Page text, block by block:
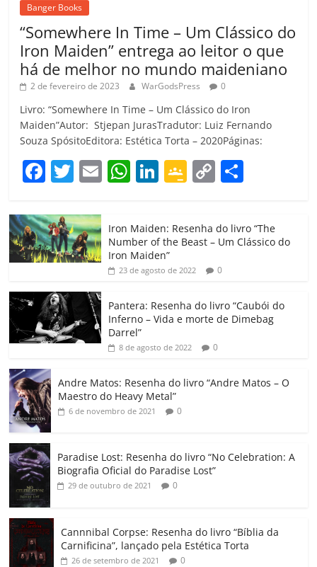
Banger Books
“Somewhere In Time – Um Clássico do
Iron Maiden” entrega ao leitor o que
há de melhor no mundo maideniano
2 de fevereiro de 2023 WarGodsPress 0
Livro: “Somewhere In Time – Um Clássico do Iron
Maiden”Autor: Stjepan JurasTradutor: Luiz Fernando
Souza SpósitoEditora: Estética Torta – 2020Páginas:
F
c
e
b
o
o
k
T
itt
er
E W
at
s
A
p
Li
e
dI
G
gl
e
Cl
a
ss
ro
o
C
p
y
Li
k
m
p
h
ar
Iron Maiden: Resenha do livro “The
Number of the Beast – Um Clássico do
Iron Maiden”
23 de agosto de 2022 0
Pantera: Resenha do livro “Caubói do
Inferno – Vida e morte de Dimebag
Darrel”
8 de agosto de 2022 0
Andre Matos: Resenha do livro “Andre Matos – O
Maestro do Heavy Metal”
6 de novembro de 2021 0
Paradise Lost: Resenha do livro “No Celebration: A
Biografia Oficial do Paradise Lost”
29 de outubro de 2021 0
Cannnibal Corpse: Resenha do livro “Bíblia da
Carnificina”, lançado pela Estética Torta
26 de setembro de 2021 0